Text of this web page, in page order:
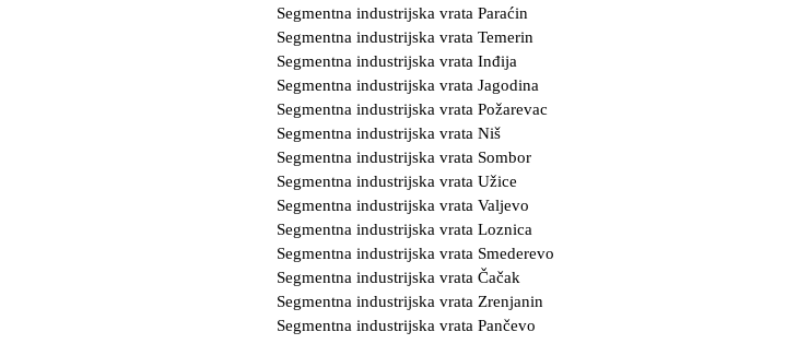
Segmentna industrijska vrata Paraćin
Segmentna industrijska vrata Temerin
Segmentna industrijska vrata Inđija
Segmentna industrijska vrata Jagodina
Segmentna industrijska vrata Požarevac
Segmentna industrijska vrata Niš
Segmentna industrijska vrata Sombor
Segmentna industrijska vrata Užice
Segmentna industrijska vrata Valjevo
Segmentna industrijska vrata Loznica
Segmentna industrijska vrata Smederevo
Segmentna industrijska vrata Čačak
Segmentna industrijska vrata Zrenjanin
Segmentna industrijska vrata Pančevo